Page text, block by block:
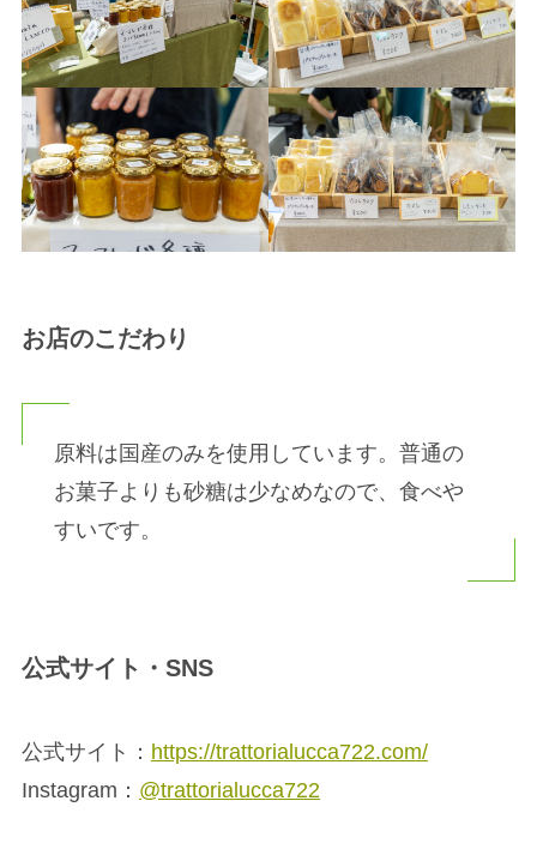
お店のこだわり
原料は国産のみを使用しています。普通の
お菓子よりも砂糖は少なめなので、食べや
すいです。
公式サイト・SNS
公式サイト： https://trattorialucca722.com/
Instagram： @trattorialucca722